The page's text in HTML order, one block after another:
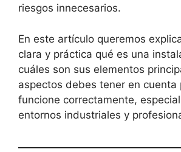
riesgos innecesarios.
En este artículo queremos
clara y práctica qué es una
cuáles son sus elementos
aspectos debes tener en cuenta
funcione correctamente,
entornos industriales y